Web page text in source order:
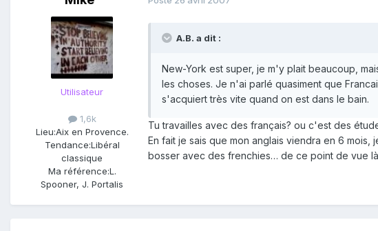
Utilisateur
1,6k
Lieu:Aix en Provence.
Tendance:Libéral
classique
Ma référence:L.
Spooner, J. Portalis
A.B. a dit :
New-York est super, je m'y plait beaucoup,
les choses. Je n'ai parlé quasiment que
s'acquiert très vite quand on est dans le bain.
Tu travailles avec des français? ou c'est des
En fait je sais que mon anglais viendra en 6
bosser avec des frenchies… de ce point de vue